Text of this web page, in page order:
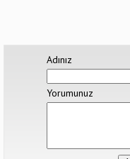
Adınız
Yorumunuz